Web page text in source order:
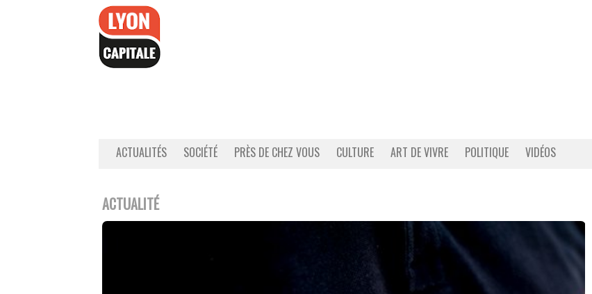
ACTUALITÉS SOCIÉTÉ PRÈS DE CHEZ VOUS CULTURE ART DE VIVRE POLITIQUE VIDÉOS
ACTUALITÉ